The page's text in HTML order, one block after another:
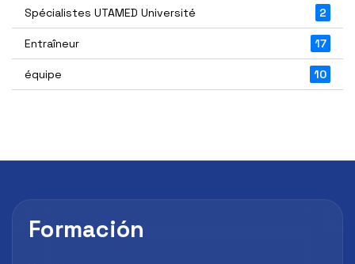
Spécialistes UTAMED Université 2
Entraîneur 17
équipe 10
Formación